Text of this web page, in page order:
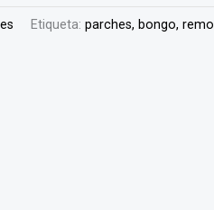
Etiqueta: parches, bongo, remo